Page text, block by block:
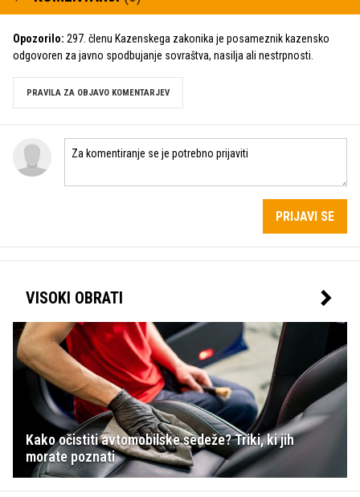
Opozorilo: 297. členu Kazenskega zakonika je posameznik kazensko
odgovoren za javno spodbujanje sovraštva, nasilja ali nestrpnosti.
PRAVILA ZA OBJAVO KOMENTARJEV
PRIJAVI SE
VISOKI OBRATI
Kako očistiti avtomobilske sedeže? Triki, ki jih
morate poznati